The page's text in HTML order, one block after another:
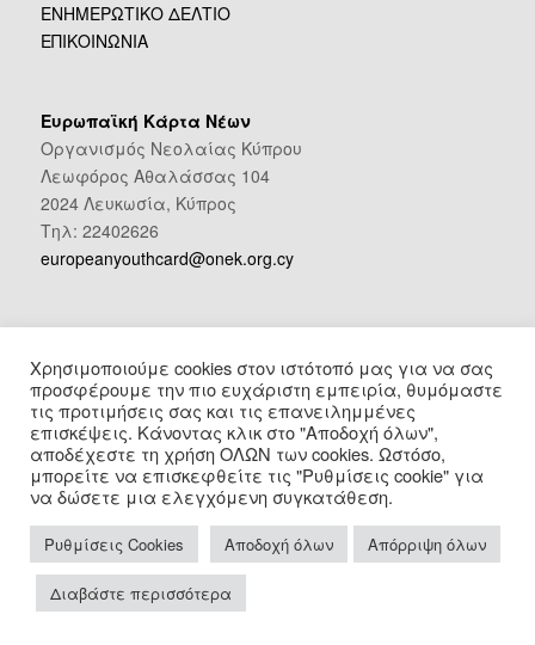
ΕΝΗΜΕΡΩΤΙΚΟ ΔΕΛΤΙΟ
ΕΠΙΚΟΙΝΩΝΙΑ
Ευρωπαϊκή Κάρτα Νέων
Οργανισμός Νεολαίας Κύπρου
Λεωφόρος Αθαλάσσας 104
2024 Λευκωσία, Κύπρος
Τηλ: 22402626
europeanyouthcard@onek.org.cy
Facebook
Instagram
Πολιτική Προστασίας Προσωπικών Δεδομένων
© Copyright 2026 - Εuropean Youth Card / Designed & Developed by
Plc
Χρησιμοποιούμε cookies στον ιστότοπό μας για να σας
προσφέρουμε την πιο ευχάριστη εμπειρία, θυμόμαστε
τις προτιμήσεις σας και τις επανειλημμένες
επισκέψεις. Κάνοντας κλικ στο "Αποδοχή όλων",
αποδέχεστε τη χρήση ΟΛΩΝ των cookies. Ωστόσο,
μπορείτε να επισκεφθείτε τις "Ρυθμίσεις cookie" για
να δώσετε μια ελεγχόμενη συγκατάθεση.
Ρυθμίσεις Cookies Αποδοχή όλων Απόρριψη όλων
Διαβάστε περισσότερα